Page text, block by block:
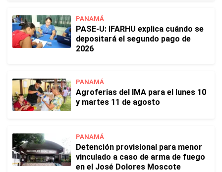
PANAMÁ
PASE-U: IFARHU explica cuándo se
depositará el segundo pago de
2026
PANAMÁ
Agroferias del IMA para el lunes 10
y martes 11 de agosto
PANAMÁ
Detención provisional para menor
vinculado a caso de arma de fuego
en el José Dolores Moscote